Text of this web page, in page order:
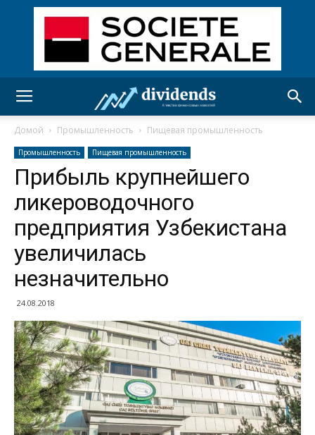
Домой Промышленность Пищевая промышленность
Промышленность Пищевая промышленность
Прибыль крупнейшего
ликероводочного
предприятия Узбекистана
увеличилась
незначительно
24.08.2018